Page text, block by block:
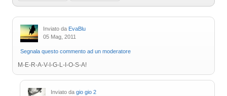
Inviato da EvaBlu
05 Mag, 2011
Segnala questo commento ad un moderatore
M-E-R-A-V-I-G-L-I-O-S-A!
Inviato da gio gio 2